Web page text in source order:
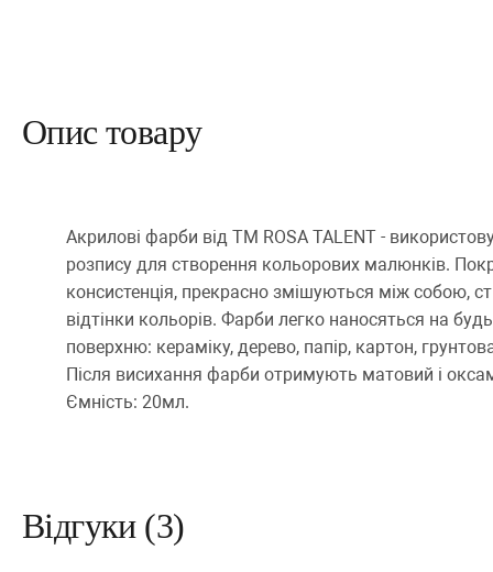
Опис товару
Акрилові фарби від ТМ ROSA TALENT -
розпису для створення кольорових малюнків.
консистенція, прекрасно змішуються між собою,
відтінки кольорів. Фарби легко наносяться на
поверхню: кераміку, дерево, папір, картон,
Після висихання фарби отримують матовий і
Ємність: 20мл.
Відгуки (3)